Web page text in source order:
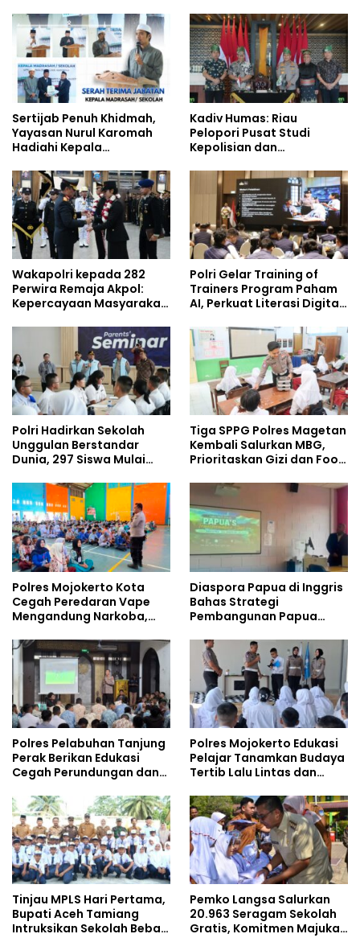
Studi Kepolisian
Era Digital
Sertijab Penuh Khidmah,
Yayasan Nurul Karomah
Hadiahi Kepala
Umrah
Kadiv Humas: Riau
Pelopori Pusat Studi
Kepolisian dan
Policing Masuki Babak
Wakapolri kepada 282
Perwira Remaja Akpol:
Kepercayaan Masyarakat
Polri Gelar Training of
Trainers Program Paham
AI, Perkuat Literasi Digital
Polri Hadirkan Sekolah
Unggulan Berstandar
Dunia, 297 Siswa Mulai
Tiga SPPG Polres Magetan
Kembali Salurkan MBG,
Prioritaskan Gizi dan Food
Polres Mojokerto Kota
Cegah Peredaran Vape
Mengandung Narkoba,
Kalangan Remaja
Diaspora Papua di Inggris
Bahas Strategi
Pembangunan Papua
Doktoral Internasional
Polres Pelabuhan Tanjung
Perak Berikan Edukasi
Cegah Perundungan dan
kepada Pelajar MPLS
Polres Mojokerto Edukasi
Pelajar Tanamkan Budaya
Tertib Lalu Lintas dan
Tinjau MPLS Hari Pertama,
Bupati Aceh Tamiang
Intruksikan Sekolah Bebas
Pemko Langsa Salurkan
20.963 Seragam Sekolah
Gratis, Komitmen Majukan